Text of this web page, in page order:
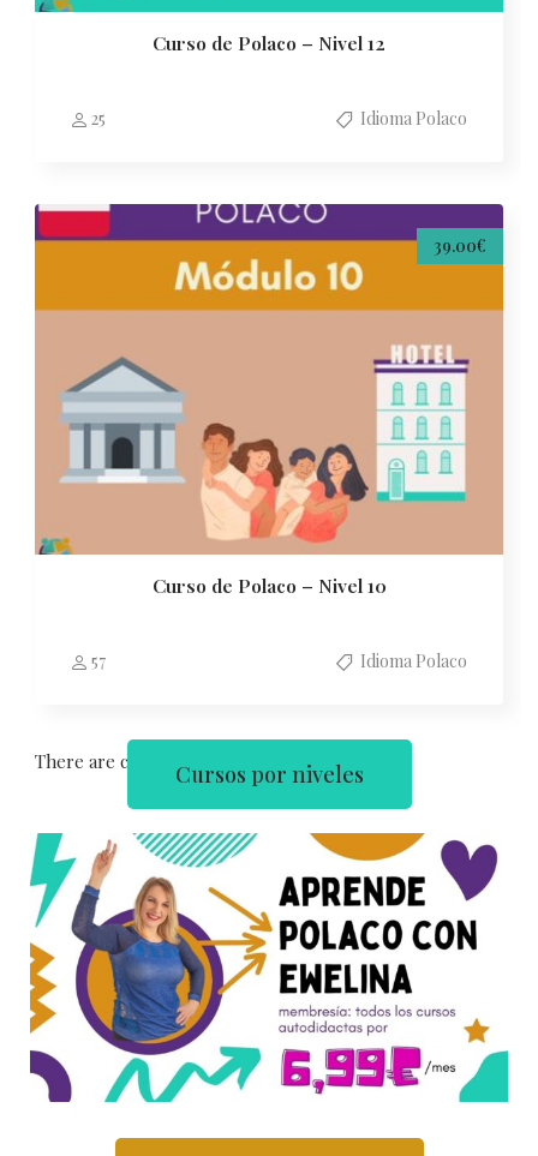
Curso de Polaco – Nivel 12
25 Idioma Polaco
39.00€
Curso de Polaco – Nivel 10
57 Idioma Polaco
There are courses of 15Cursos por niveles